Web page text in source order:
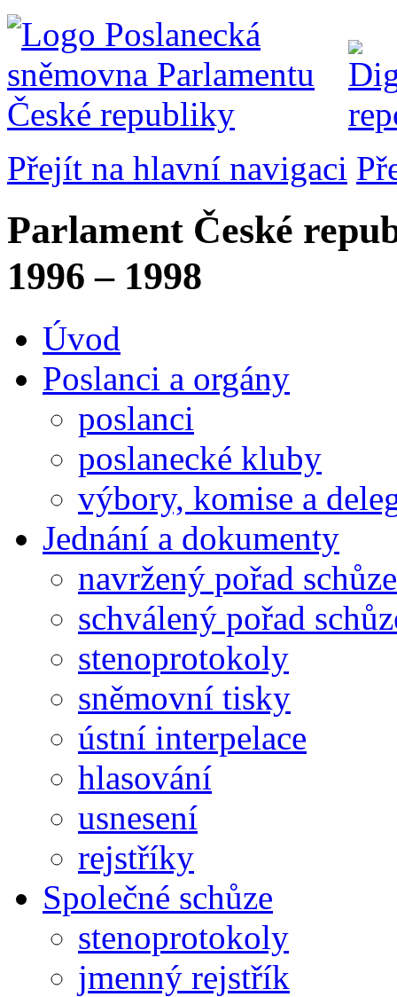
Přejít na hlavní navigaci
Parlament České
1996 – 1998
Úvod
Poslanci a orgány
poslanci
poslanecké kluby
výbory, komise a
Jednání a dokumenty
navržený pořad schůze
schválený pořad
stenoprotokoly
sněmovní tisky
ústní interpelace
hlasování
usnesení
rejstříky
Společné schůze
stenoprotokoly
jmenný rejstřík